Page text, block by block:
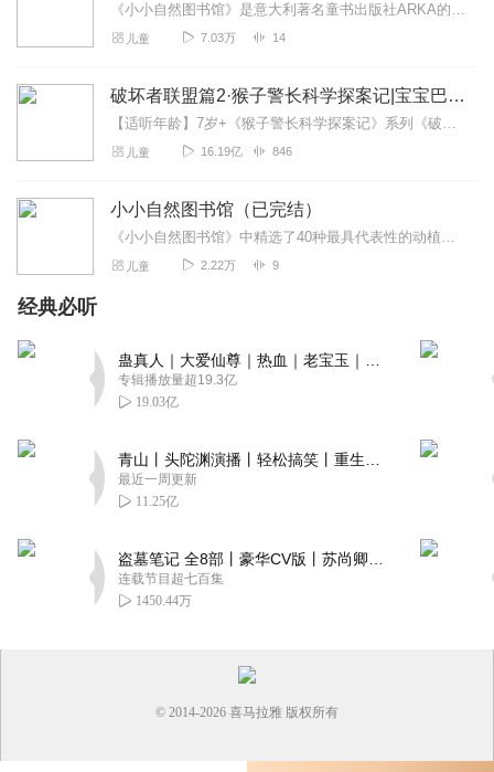
《小小自然图书馆》是意大利著名童书出版社ARKA的国宝级看家书，是欧美各国学校及图书馆必选书单；在亚洲，入选了日本和台湾地区小学书单。全书挑选了具有代表性的40...
儿童 7.03万 14
破坏者联盟篇2·猴子警长科学探案记|宝宝巴士故事
【适听年龄】7岁+《猴子警长科学探案记》系列《破坏者联盟篇1·猴子警长科学探案记》>>>《破坏者联盟篇2·猴子警长科学探案记》>>>《破坏者联盟篇3·猴子警长科...
儿童 16.19亿 846
小小自然图书馆（已完结）
《小小自然图书馆》中精选了40种最具代表性的动植物，讲述它们可爱而有趣的生活方式；孩子可以通过书中的故事，见证动植物从生长到衰亡的过程，体会自然的神奇与生命的伟...
儿童 2.22万 9
经典必听
专辑播放量超19.3亿
19.03亿
最近一周更新
11.25亿
连载节目超七百集
1450.44万
© 2014-2026 喜马拉雅 版权所有